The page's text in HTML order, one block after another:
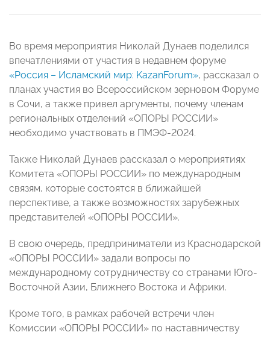
Во время мероприятия Николай Дунаев поделился
впечатлениями от участия в недавнем форуме
«Россия – Исламский мир: KazanForum», рассказал о
планах участия во Всероссийском зерновом Форуме
в Сочи, а также привел аргументы, почему членам
региональных отделений «ОПОРЫ РОССИИ»
необходимо участвовать в ПМЭФ-2024.
Также Николай Дунаев рассказал о мероприятиях
Комитета «ОПОРЫ РОССИИ» по международным
связям, которые состоятся в ближайшей
перспективе, а также возможностях зарубежных
представителей «ОПОРЫ РОССИИ».
В свою очередь, предприниматели из Краснодарской
«ОПОРЫ РОССИИ» задали вопросы по
международному сотрудничеству со странами Юго-
Восточной Азии, Ближнего Востока и Африки.
Кроме того, в рамках рабочей встречи член
Комиссии «ОПОРЫ РОССИИ» по наставничеству